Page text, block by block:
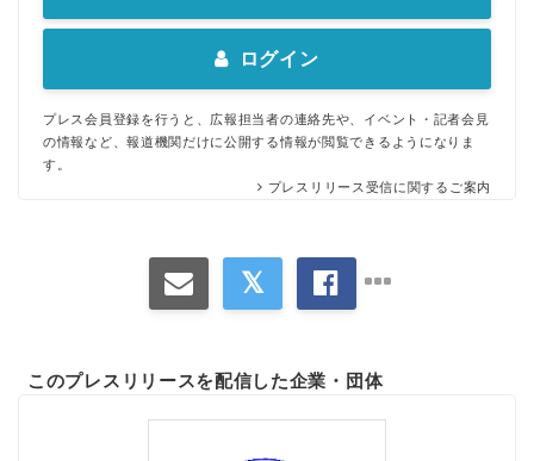
ログイン
プレス会員登録を行うと、広報担当者の連絡先や、イベント・記者会見
の情報など、報道機関だけに公開する情報が閲覧できるようになりま
す。
プレスリリース受信に関するご案内
このプレスリリースを配信した企業・団体